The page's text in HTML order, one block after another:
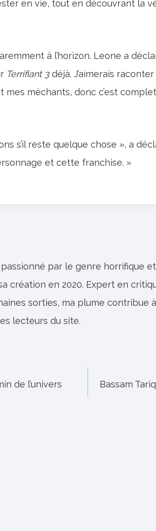
en vie, tout en découvrant la
à l’horizon. Leone a
Terrifiant 3déjà. J’aimerais
mes méchants, donc c’est
s’il reste quelque chose », a
et cette franchise. »
passionné par le genre horrifique
création en 2020. Expert en
sorties, ma plume contribue
lecteurs du site.
de l’univers
Bassam